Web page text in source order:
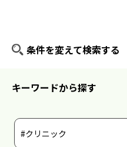
条件を変えて検索する
キーワードから探す